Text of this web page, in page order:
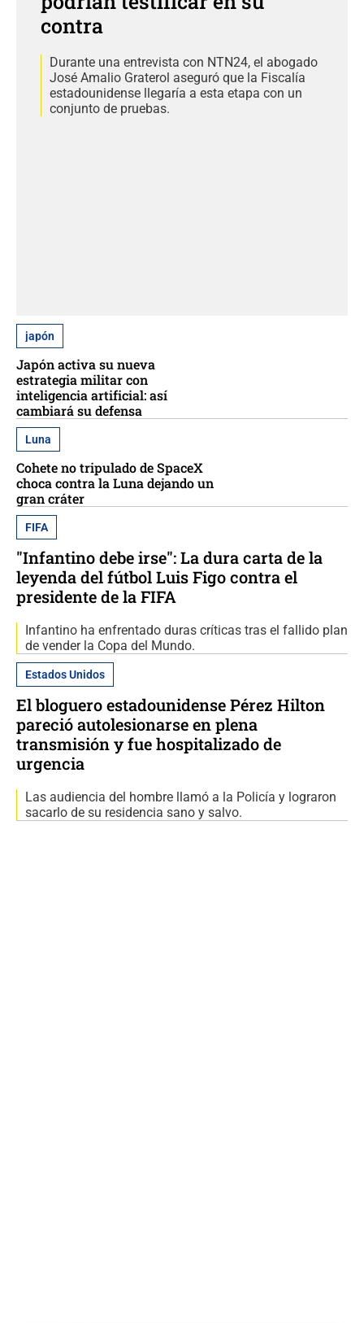
contra
Durante una entrevista con NTN24, el abogado
José Amalio Graterol aseguró que la Fiscalía
estadounidense llegaría a esta etapa con un
conjunto de pruebas.
japón
Japón activa su nueva
estrategia militar con
inteligencia artificial: así
cambiará su defensa
Luna
Cohete no tripulado de SpaceX
choca contra la Luna dejando un
gran cráter
FIFA
"Infantino debe irse": La dura carta de la
leyenda del fútbol Luis Figo contra el
presidente de la FIFA
Infantino ha enfrentado duras críticas tras el fallido plan
de vender la Copa del Mundo.
Estados Unidos
El bloguero estadounidense Pérez Hilton
pareció autolesionarse en plena
transmisión y fue hospitalizado de
urgencia
Las audiencia del hombre llamó a la Policía y lograron
sacarlo de su residencia sano y salvo.